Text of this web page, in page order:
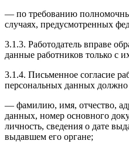
— по требованию
случаях, предусмотренных
3.1.3. Работодатель вправе
данные работников только с
3.1.4. Письменное согласие
персональных данных должно
— фамилию, имя, отчество,
данных, номер основного
личность, сведения о дате
выдавшем его органе;